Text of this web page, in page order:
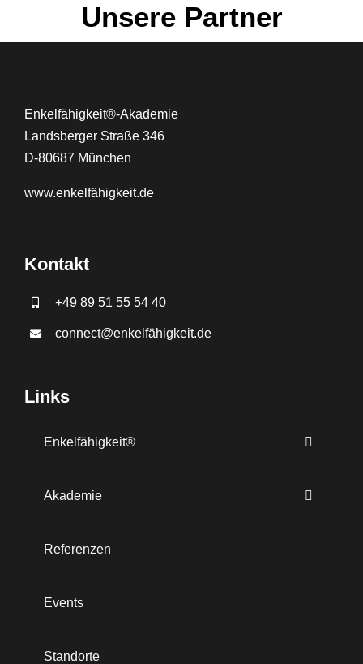
Unsere Partner
Enkelfähigkeit®-Akademie
Landsberger Straße 346
D-80687 München
www.enkelfähigkeit.de
Kontakt
+49 89 51 55 54 40
connect@enkelfähigkeit.de
Links
Enkelfähigkeit®
Akademie
Referenzen
Events
Standorte